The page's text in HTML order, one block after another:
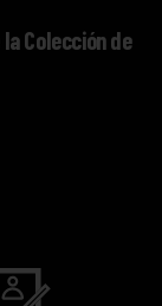
Colección de